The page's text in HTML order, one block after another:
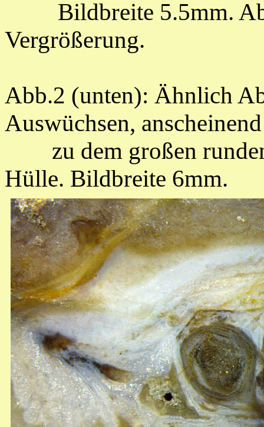
Bildbreite 5.5mm.
Vergrößerung.
Abb.2 (unten): Ähnlich
Auswüchsen,
zu dem großen
Hülle. Bildbreite 6mm.